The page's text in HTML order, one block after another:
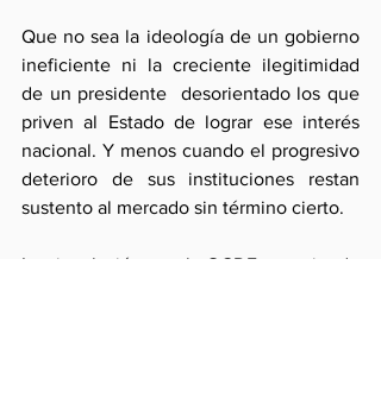
Que no sea la ideología de un gobierno
ineficiente ni la creciente ilegitimidad
de un presidente  desorientado los que
priven al Estado de lograr ese interés
nacional. Y menos cuando el progresivo
deterioro de sus instituciones restan
sustento al mercado sin término cierto.
La vinculación con la OCDE, que tiende